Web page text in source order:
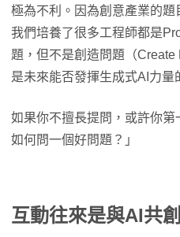
極為不利。因為創意產業的題
我們培養了很多工程師都是
題，但不是創造問題（
是未來能否發揮生成式AI力量
如果你不擅長提問，或許你
如何問一個好問題？」
互動往來是與AI共